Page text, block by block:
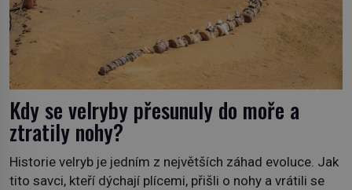
Kdy se velryby přesunuly do moře a
ztratily nohy?
Historie velryb je jedním z největších záhad evoluce. Jak
tito savci, kteří dýchají plícemi, přišli o nohy a vrátili se